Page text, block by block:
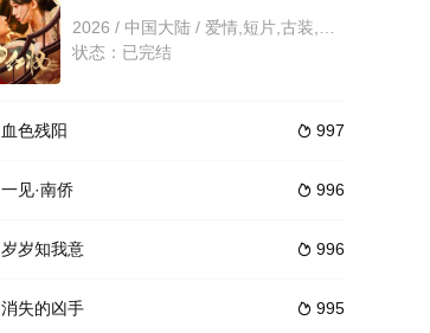
状态：已完结
 997
血色残阳
 996
一见·南侨
 996
岁岁知我意
 995
消失的凶手